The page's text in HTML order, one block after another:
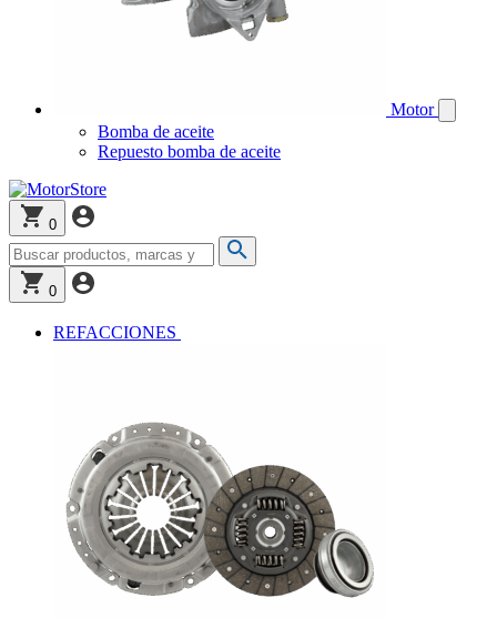
Motor
Bomba de aceite
Repuesto bomba de aceite
0
0
REFACCIONES